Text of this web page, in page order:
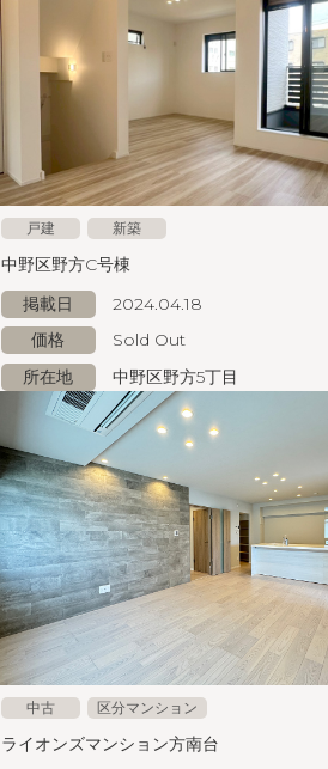
中野区野方C号棟
掲載日
2024.04.18
価格
Sold Out
所在地
中野区野方5丁目
戸建 新築
ライオンズマンション方南台
中古 区分マンション